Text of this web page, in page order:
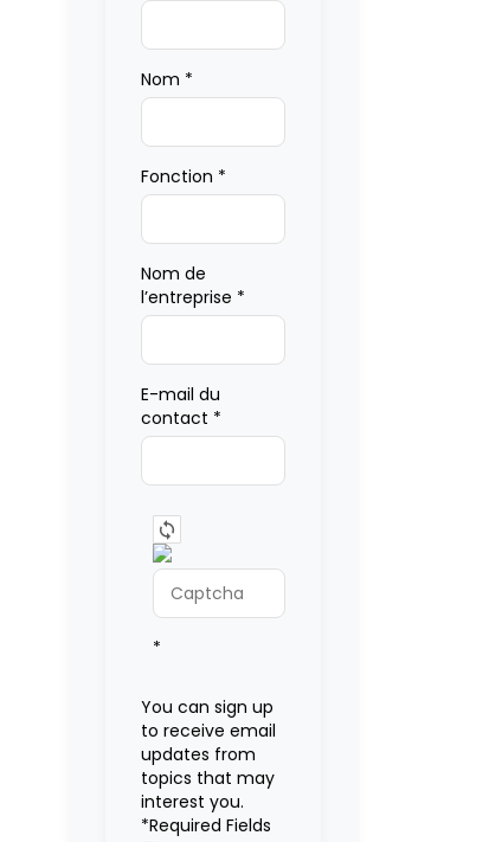
Nom *
Fonction *
Nom de
l’entreprise *
E-mail du
contact *
*
You can sign up
to receive email
updates from
topics that may
interest you.
*Required Fields